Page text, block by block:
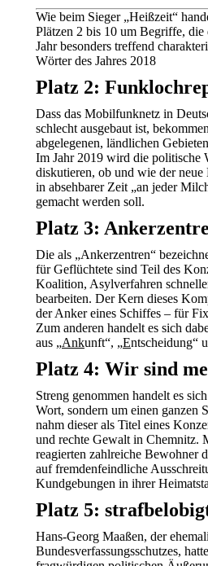
Wie beim Sieger „Heißzeit“
Plätzen 2 bis 10 um Begriffe, die
Jahr besonders treffend
Wörter des Jahres 2018
Platz 2:
Dass das Mobilfunknetz in
schlecht ausgebaut ist,
abgelegenen, ländlichen
Im Jahr 2019 wird die politische
diskutieren, ob und wie der
in absehbarer Zeit „an jeder
gemacht werden soll.
Platz 3:
Die als „Ankerzentren“
für Geflüchtete sind Teil des
Koalition, Asylverfahren
bearbeiten. Der Kern dieses
der Anker eines Schiffes – für
Zum anderen handelt es sich
aus „Ankunft“, „Entscheidung“
Platz 4: Wir sind
Streng genommen handelt es
Wort, sondern um einen ganzen
nahm dieser als Titel eines
und rechte Gewalt in Chemnitz.
reagierten zahlreiche Bewohner
auf fremdenfeindliche
Kundgebungen in ihrer
Platz 5:
Hans-Georg Maaßen, der
Bundesverfassungsschutzes,